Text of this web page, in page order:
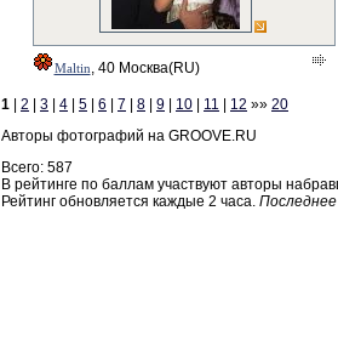
Maltin, 40 Москва(RU)
1 2 3 4 5 6 7 8 9 10 11 12 »» 20
Авторы фотографий на GROOVE.RU
Всего: 587
В рейтинге по баллам участвуют авторы
Рейтинг обновляется каждые 2 часа.